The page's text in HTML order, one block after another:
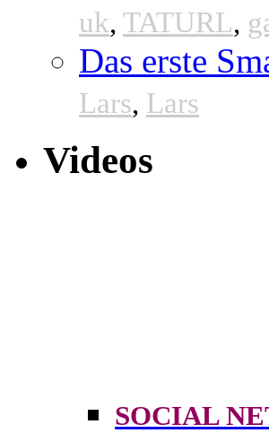
uk, TATURL,
Das erste
Lars, Lars
Videos
SOCIAL